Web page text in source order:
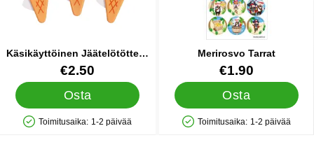
Käsikäyttöinen Jäätelötötterö
Tuuletin 8 x 17 cm
Tuote.nro 91441
€2.50
Osta
Saatavuus: Varastossa
Toimitusaika: 1-2 päivää
Merirosvo Tarrat
Tuote.nro 40269
€1.90
Osta
Saatavuus: Varastossa
Toimitusaika: 1-2 päivää